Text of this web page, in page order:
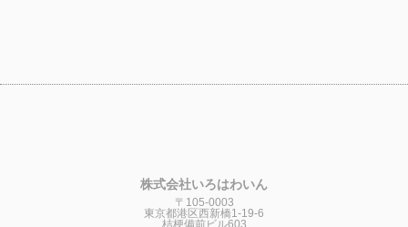
株式会社いろはわいん
〒105-0003
東京都港区西新橋1-19-6
桔梗備前ビル603